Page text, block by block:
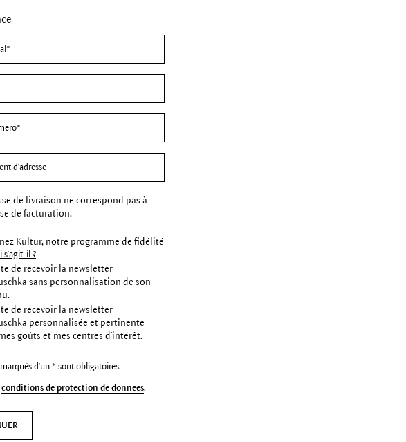
de livraison ne correspond pas à
de facturation.
Kultur, notre programme de fidélité
s'agit-il ?
de recevoir la newsletter
sans personnalisation de son
de recevoir la newsletter
personnalisée et pertinente
goûts et mes centres d’intérêt.
d'un * sont obligatoires.
conditions de protection de données.